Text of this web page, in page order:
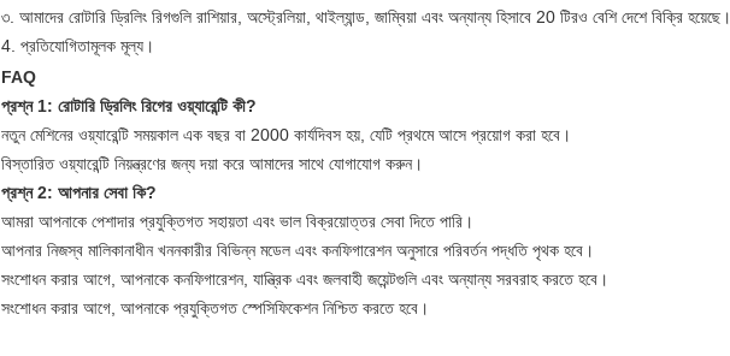
৩. আমাদের রোটারি ড্রিলিং রিগগুলি রাশিয়ার, অস্ট্রেলিয়া, থাইল্যান্ড, জাম্বিয়া এবং অন্যান্য হিসাবে 20 টিরও বেশি দেশে বিক্রি হয়েছে।
4. প্রতিযোগিতামূলক মূল্য।
FAQ
প্রশ্ন 1: রোটারি ড্রিলিং রিগের ওয়্যারেন্টি কী?
নতুন মেশিনের ওয়্যারেন্টি সময়কাল এক বছর বা 2000 কার্যদিবস হয়, যেটি প্রথমে আসে প্রয়োগ করা হবে।
বিস্তারিত ওয়্যারেন্টি নিয়ন্ত্রণের জন্য দয়া করে আমাদের সাথে যোগাযোগ করুন।
প্রশ্ন 2: আপনার সেবা কি?
আমরা আপনাকে পেশাদার প্রযুক্তিগত সহায়তা এবং ভাল বিক্রয়োত্তর সেবা দিতে পারি।
আপনার নিজস্ব মালিকানাধীন খননকারীর বিভিন্ন মডেল এবং কনফিগারেশন অনুসারে পরিবর্তন পদ্ধতি পৃথক হবে।
সংশোধন করার আগে, আপনাকে কনফিগারেশন, যান্ত্রিক এবং জলবাহী জয়েন্টগুলি এবং অন্যান্য সরবরাহ করতে হবে।
সংশোধন করার আগে, আপনাকে প্রযুক্তিগত স্পেসিফিকেশন নিশ্চিত করতে হবে।